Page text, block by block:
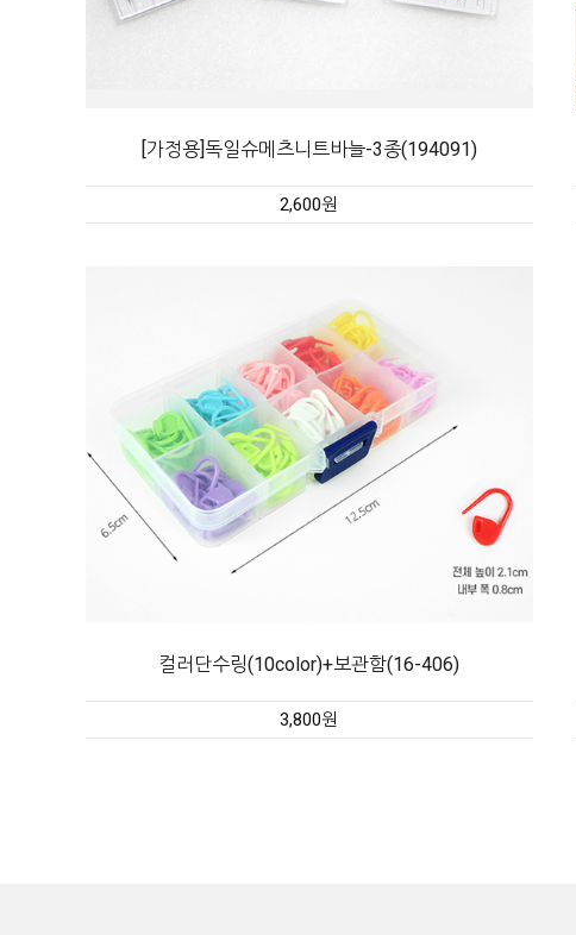
[가정용]독일슈메츠니트바늘-3종(194091)
2,600원
컬러단수링(10color)+보관함(16-406)
3,800원